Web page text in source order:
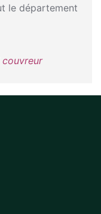
le département
couvreur